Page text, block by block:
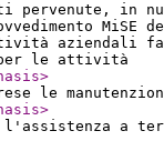
pervenute, in
aziendali
per le attività
>
le
>
a